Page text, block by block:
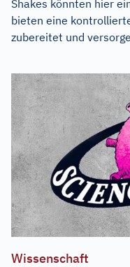
Shakes könnten hier
bieten eine
zubereitet und
Wissenschaft